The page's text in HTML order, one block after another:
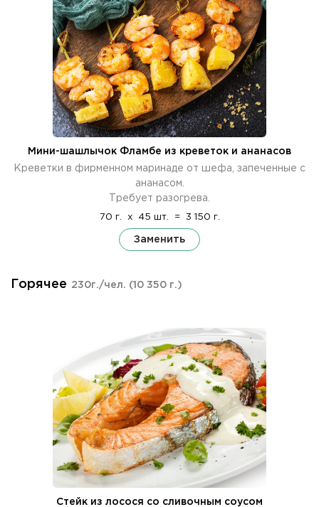
Мини-шашлычок Фламбе из креветок и ананасов
Креветки в фирменном маринаде от шефа, запеченные с
ананасом.
Требует разогрева.
70 г. x 45 шт. = 3 150 г.
Заменить
Горячее 230г./чел. (10 350 г.)
Стейк из лосося со сливочным соусом